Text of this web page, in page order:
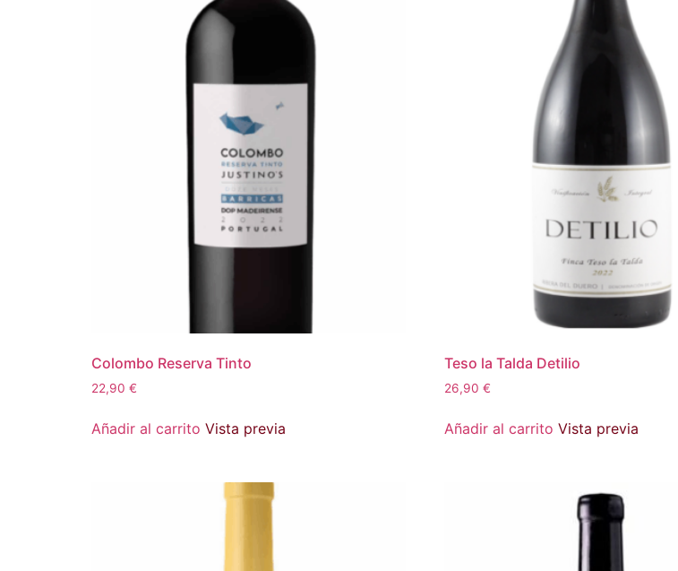
Colombo Reserva Tinto
22,90 €
Añadir al carrito Vista previa
Teso la Talda Detilio
26,90 €
Añadir al carrito Vista previa